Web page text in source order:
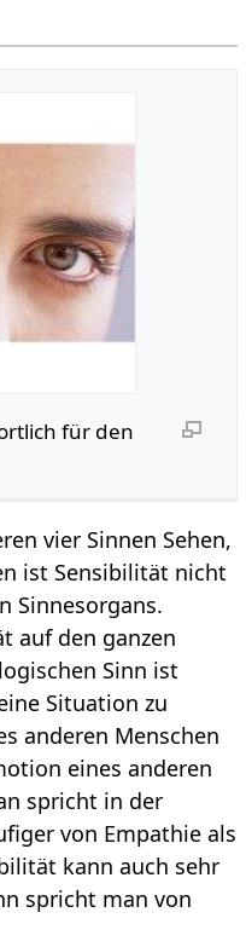
für den
vier Sinnen Sehen,
ist Sensibilität nicht
Sinnesorgans.
auf den ganzen
Sinn ist
Situation zu
anderen Menschen
eines anderen
spricht in der
von Empathie als
kann auch sehr
spricht man von